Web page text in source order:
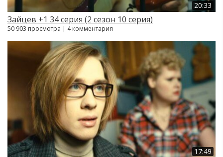
20:33
Зайцев +1 34 серия (2 сезон 10 серия)
50 903 просмотра | 4 комментария
17:49